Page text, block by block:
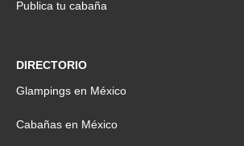
Publica tu cabaña
DIRECTORIO
Glampings en México
Cabañas en México